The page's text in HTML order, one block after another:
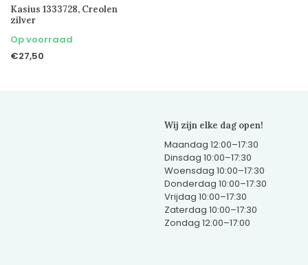
Kasius 1333728, Creolen
zilver
Op voorraad
€27,50
Wij zijn elke dag open!
Maandag 12:00–17:30
Dinsdag 10:00–17:30
Woensdag 10:00–17:30
Donderdag 10:00–17:30
Vrijdag 10:00–17:30
Zaterdag 10:00–17:30
Zondag 12:00–17:00